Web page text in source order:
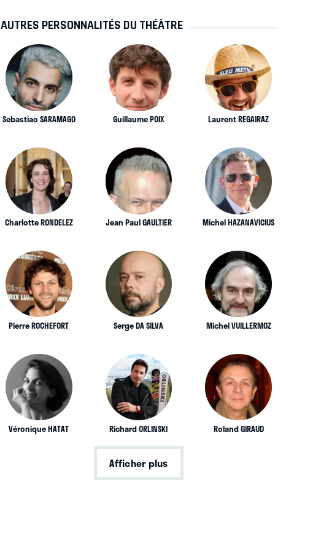
AUTRES PERSONNALITÉS DU THÉÂTRE
Sebastiao SARAMAGO Guillaume POIX Laurent REGAIRAZ
Charlotte RONDELEZ Jean Paul GAULTIER Michel HAZANAVICIUS
Pierre ROCHEFORT Serge DA SILVA Michel VUILLERMOZ
Véronique HATAT Richard ORLINSKI Roland GIRAUD
Afficher plus